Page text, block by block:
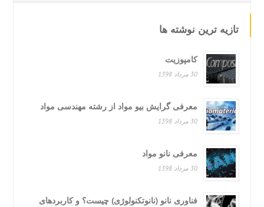
تازیه ترین نوشته ها
کامپوزیت
30 مرداد 1398
معرفی گرایش بیو مواد از رشته مهندسی مواد
30 مرداد 1398
معرفی نانو مواد
30 مرداد 1398
فناوری نانو (نانوتکنولوژی) چیست؟ و کاربردهای